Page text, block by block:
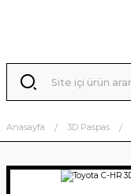
Anasayfa 3D Paspas